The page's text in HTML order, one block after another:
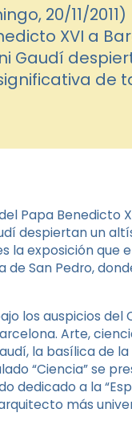
20/11/
XVI a
Gaudí
de
Papa Benedicto
despiertan un
la exposición que
San Pedro,
los auspicios
Arte,
la basílica de
“Ciencia” se
dedicado a la
más